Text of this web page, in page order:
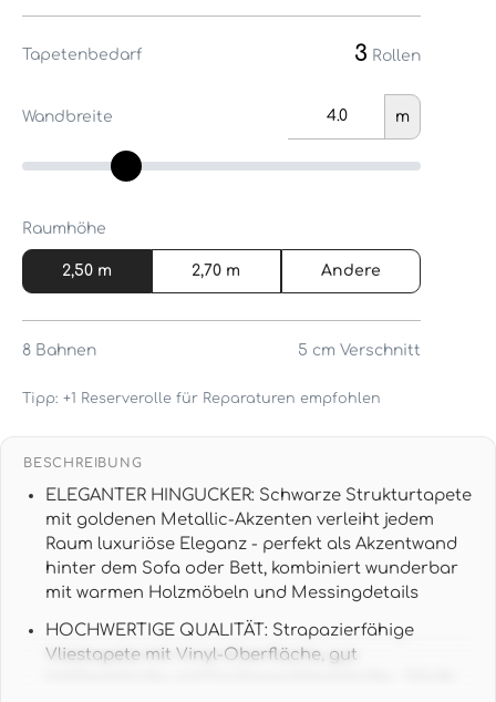
Tapetenbedarf 3 Rollen
Wandbreite m
Raumhöhe
2,50 m 2,70 m Andere
8 Bahnen 5 cm Verschnitt
Tipp: +1 Reserverolle für Reparaturen empfohlen
BESCHREIBUNG
ELEGANTER HINGUCKER: Schwarze Strukturtapete
mit goldenen Metallic-Akzenten verleiht jedem
Raum luxuriöse Eleganz - perfekt als Akzentwand
hinter dem Sofa oder Bett, kombiniert wunderbar
mit warmen Holzmöbeln und Messingdetails
HOCHWERTIGE QUALITÄT: Strapazierfähige
Vliestapete mit Vinyl-Oberfläche, gut